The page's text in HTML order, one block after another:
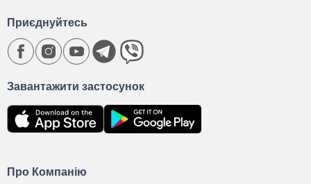
Про Компанію
Завантажити застосунок
Приєднуйтесь